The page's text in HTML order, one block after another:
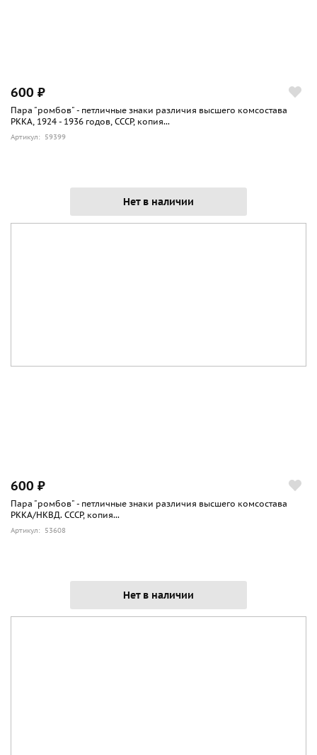
600 ₽
Пара "ромбов" - петличные знаки различия высшего комсостава
РККА, 1924 - 1936 годов, СССР, копия...
Артикул: 59399
Нет в наличии
600 ₽
Пара "ромбов" - петличные знаки различия высшего комсостава
РККА/НКВД. СССР, копия...
Артикул: 53608
Нет в наличии